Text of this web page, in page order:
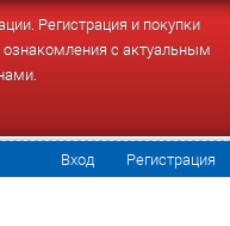
Регистрация и покупки
с актуальным
Вход Регистрация